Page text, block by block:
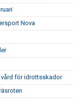
Nova
för idrottsskador